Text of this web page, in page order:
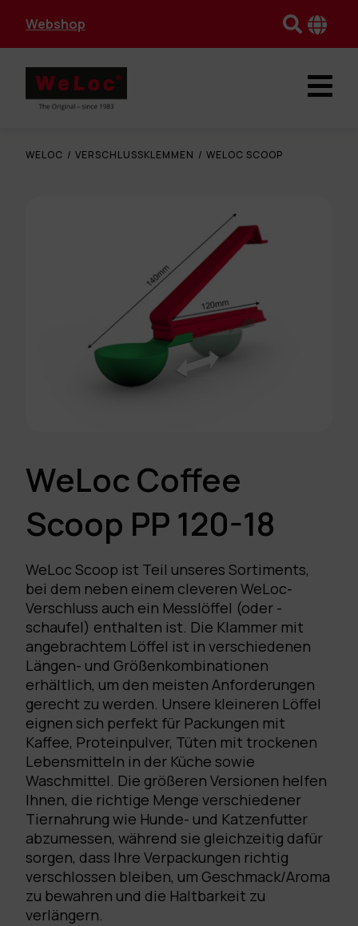
Webshop
WELOC / VERSCHLUSSKLEMMEN / WELOC SCOOP
WeLoc Coffee
Scoop PP 120-18
WeLoc Scoop ist Teil unseres Sortiments,
bei dem neben einem cleveren WeLoc-
Verschluss auch ein Messlöffel (oder -
schaufel) enthalten ist. Die Klammer mit
angebrachtem Löffel ist in verschiedenen
Längen- und Größenkombinationen
erhältlich, um den meisten Anforderungen
gerecht zu werden. Unsere kleineren Löffel
eignen sich perfekt für Packungen mit
Kaffee, Proteinpulver, Tüten mit trockenen
Lebensmitteln in der Küche sowie
Waschmittel. Die größeren Versionen helfen
Ihnen, die richtige Menge verschiedener
Tiernahrung wie Hunde- und Katzenfutter
abzumessen, während sie gleichzeitig dafür
sorgen, dass Ihre Verpackungen richtig
verschlossen bleiben, um Geschmack/Aroma
zu bewahren und die Haltbarkeit zu
verlängern.